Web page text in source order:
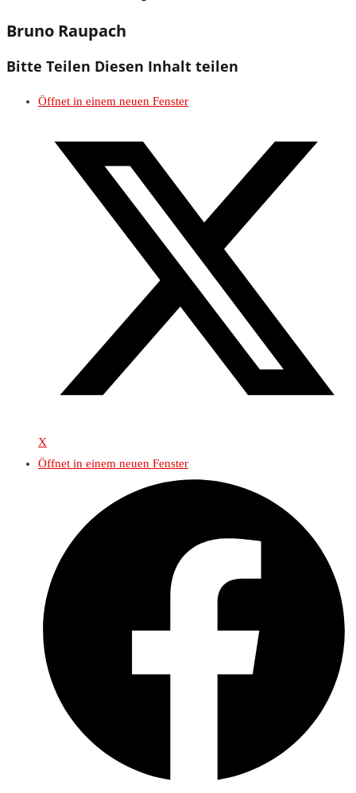
Bruno Raupach
Bitte Teilen Diesen Inhalt teilen
Öffnet in einem neuen Fenster
X
Öffnet in einem neuen Fenster